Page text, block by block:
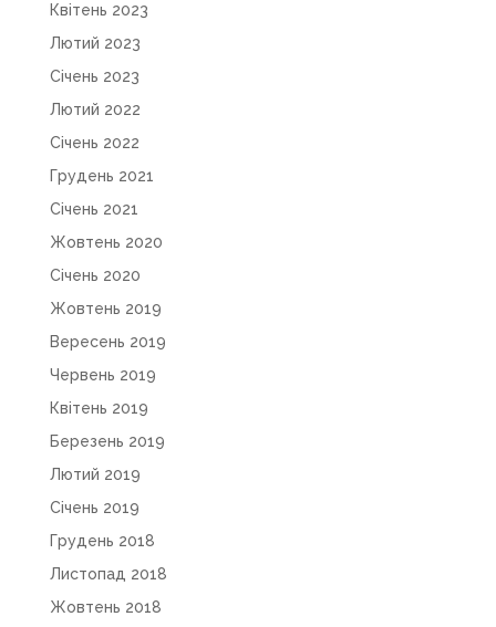
Квітень 2023
Лютий 2023
Січень 2023
Лютий 2022
Січень 2022
Грудень 2021
Січень 2021
Жовтень 2020
Січень 2020
Жовтень 2019
Вересень 2019
Червень 2019
Квітень 2019
Березень 2019
Лютий 2019
Січень 2019
Грудень 2018
Листопад 2018
Жовтень 2018